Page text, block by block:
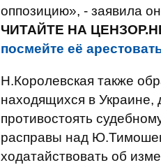
оппозицию», - заявила
ЧИТАЙТЕ НА
посмейте её
Н.Королевская также
находящихся в Украине,
противостоять
расправы над
ходатайствовать об